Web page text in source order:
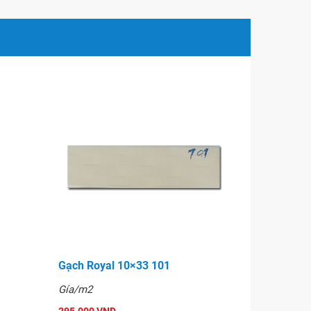
Gạch Royal 10×33 101
Gía/m2